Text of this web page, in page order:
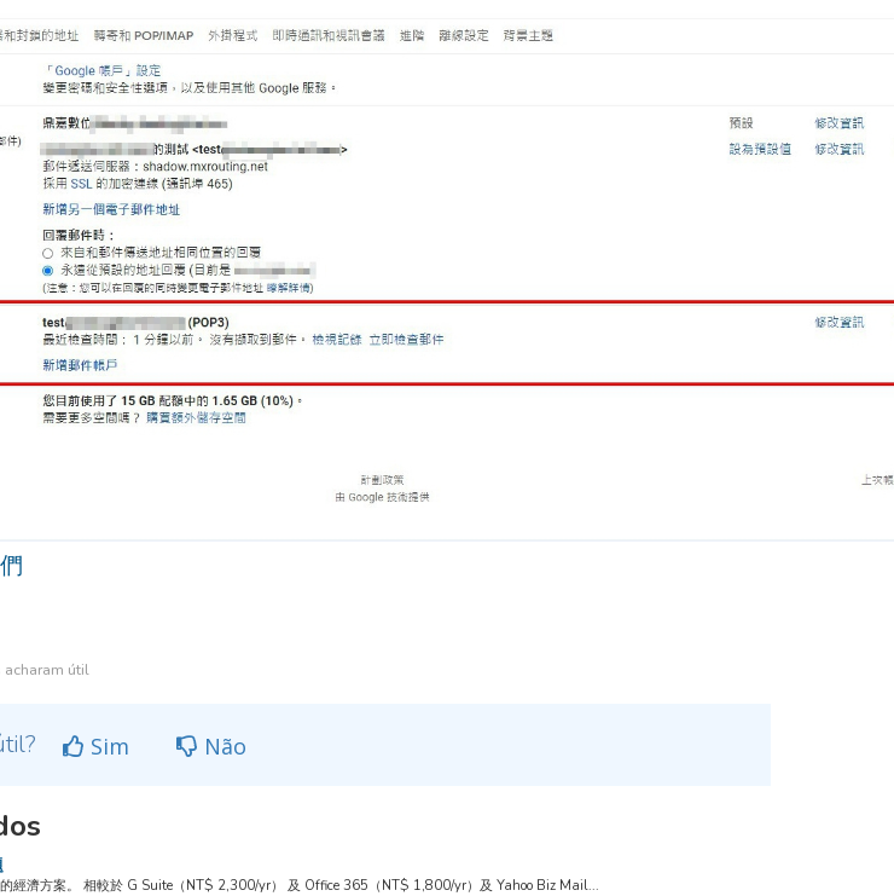
útil
Sim Não
經濟方案。 相較於 G Suite（NT$ 2,300/yr） 及 Office 365（NT$ 1,800/yr）及 Yahoo Biz Mail...